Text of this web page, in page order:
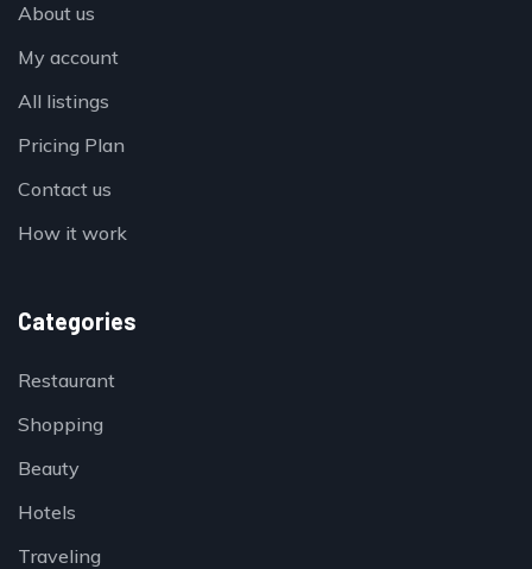
About us
My account
All listings
Pricing Plan
Contact us
How it work
Categories
Restaurant
Shopping
Beauty
Hotels
Traveling